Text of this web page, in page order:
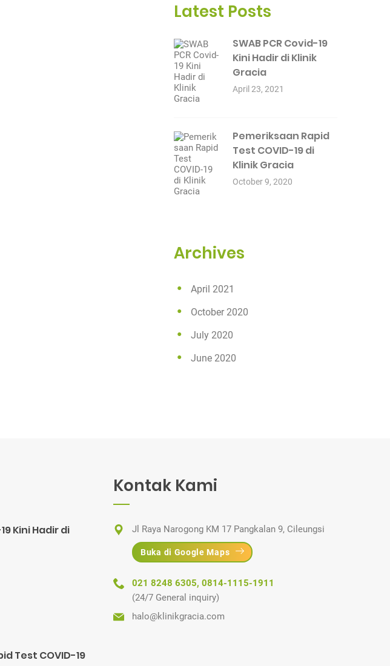
Latest Posts
SWAB PCR Covid-19
Kini Hadir di Klinik
Gracia
April 23, 2021
Pemeriksaan Rapid
Test COVID-19 di
Klinik Gracia
October 9, 2020
Archives
April 2021
October 2020
July 2020
June 2020
Kini Hadir di
Test COVID-19
Kontak Kami
Jl Raya Narogong KM 17 Pangkalan 9, Cileungsi
Buka di Google Maps
021 8248 6305, 0814-1115-1911
(24/7 General inquiry)
halo@klinikgracia.com